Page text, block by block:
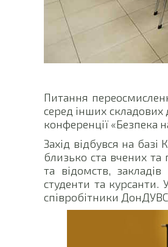
Питання
серед інших
конференції «Безпека
Захід відбувся на
близько ста вчених та
та відомств,
студенти та курсанти.
співробітники